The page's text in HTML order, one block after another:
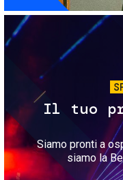
Il tuo
Siamo pronti a
siamo la